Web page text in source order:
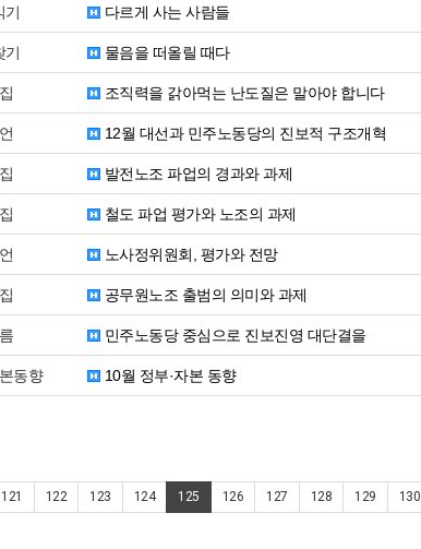
기 다르게 사는 사람들
기 물음을 떠올릴 때다
조직력을 갉아먹는 난도질은 말아야 합니다
12월 대선과 민주노동당의 진보적 구조개혁
발전노조 파업의 경과와 과제
철도 파업 평가와 노조의 과제
노사정위원회, 평가와 전망
공무원노조 출범의 의미와 과제
민주노동당 중심으로 진보진영 대단결을
동향 10월 정부·자본 동향
121 122 123 124 125 126 127 128 129 130